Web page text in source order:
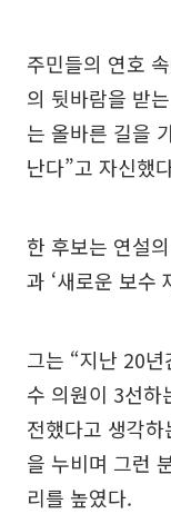
주민들의 연호
의 뒷바람을 받
는 올바른 길을
난다”고 자신했
한 후보는 연설
과 ‘새로운 보수
그는 “지난 20
수 의원이 3선하
전했다고 생각
을 누비며 그런
리를 높였다.